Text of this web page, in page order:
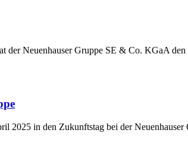
Neuenhauser Gruppe SE & Co. KGaA den
2025 in den Zukunftstag bei der Neuenhauser